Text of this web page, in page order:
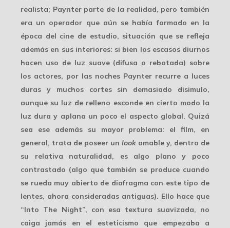
realista; Paynter parte de la realidad, pero también
era un operador que aún se había formado en la
época del cine de estudio, situación que se refleja
además en sus interiores: si bien los escasos diurnos
hacen uso de luz suave (difusa o rebotada) sobre
los actores, por las noches Paynter recurre a luces
duras y muchos cortes sin demasiado disimulo,
aunque su luz de relleno esconde en cierto modo la
luz dura y aplana un poco el aspecto global. Quizá
sea ese además su mayor problema: el film, en
general, trata de poseer un look amable y, dentro de
su relativa naturalidad, es algo plano y poco
contrastado (algo que también se produce cuando
se rueda muy abierto de diafragma con este tipo de
lentes, ahora consideradas antiguas). Ello hace que
“Into The Night”, con esa textura suavizada, no
caiga jamás en el esteticismo que empezaba a